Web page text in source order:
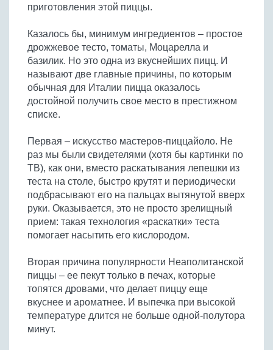
Бобовые
Крупы
приготовления этой пиццы.
Казалось бы, минимум ингредиентов – простое
дрожжевое тесто, томаты, Моцарелла и
базилик. Но это одна из вкуснейших пицц. И
называют две главные причины, по которым
обычная для Италии пицца оказалось
достойной получить свое место в престижном
списке.
Первая – искусство мастеров-пиццайоло. Не
раз мы были свидетелями (хотя бы картинки по
ТВ), как они, вместо раскатывания лепешки из
теста на столе, быстро крутят и периодически
подбрасывают его на пальцах вытянутой вверх
руки. Оказывается, это не просто зрелищный
прием: такая технология «раскатки» теста
помогает насытить его кислородом.
Вторая причина популярности Неаполитанской
пиццы – ее пекут только в печах, которые
топятся дровами, что делает пиццу еще
вкуснее и ароматнее. И выпечка при высокой
температуре длится не больше одной-полутора
минут.